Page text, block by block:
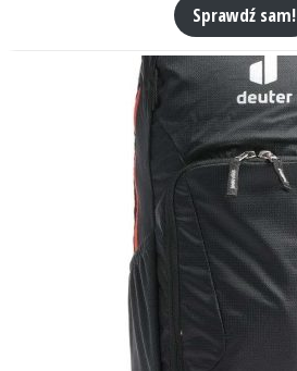
Sprawdź sam!